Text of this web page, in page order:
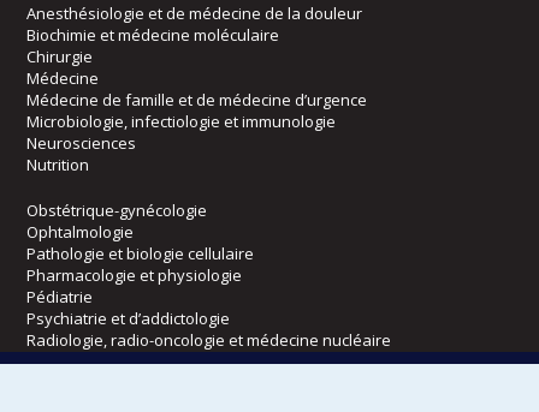
Anesthésiologie et de médecine de la douleur
Biochimie et médecine moléculaire
Chirurgie
Médecine
Médecine de famille et de médecine d’urgence
Microbiologie, infectiologie et immunologie
Neurosciences
Nutrition
Obstétrique-gynécologie
Ophtalmologie
Pathologie et biologie cellulaire
Pharmacologie et physiologie
Pédiatrie
Psychiatrie et d’addictologie
Radiologie, radio-oncologie et médecine nucléaire